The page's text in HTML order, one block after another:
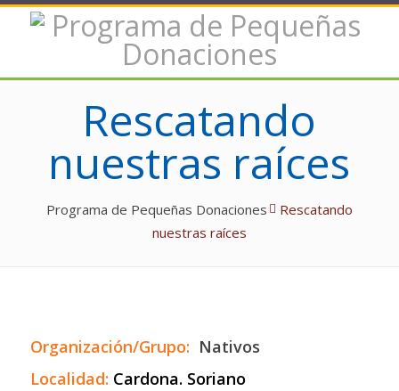
Rescatando
nuestras raíces
Programa de Pequeñas Donaciones
Rescatando
nuestras raíces
Organización/Grupo: Nativos
Localidad: Cardona. Soriano